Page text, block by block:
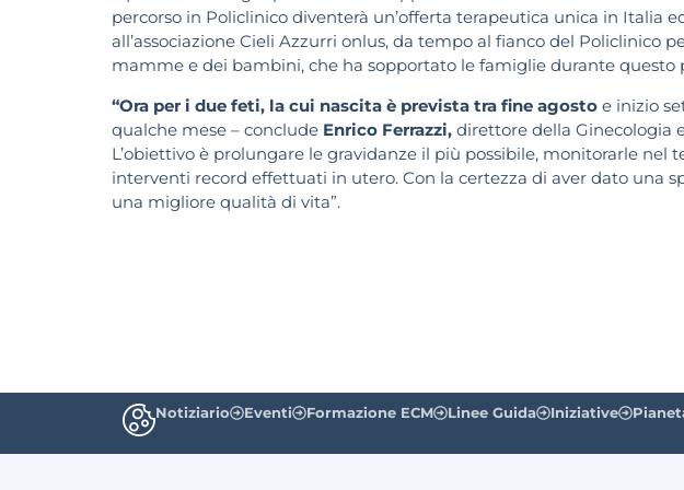
percorso in Policlinico diventerà un’offerta terapeutica unica in Italia
all’associazione Cieli Azzurri onlus, da tempo al fianco del Policlinico
mamme e dei bambini, che ha sopportato le famiglie durante questo
“Ora per i due feti, la cui nascita è prevista tra fine agosto e inizio
qualche mese – conclude Enrico Ferrazzi, direttore della Ginecologia
L’obiettivo è prolungare le gravidanze il più possibile, monitorarle nel
interventi record effettuati in utero. Con la certezza di aver dato una
una migliore qualità di vita”.
Notiziario Eventi Formazione ECM Linee Guida Iniziative